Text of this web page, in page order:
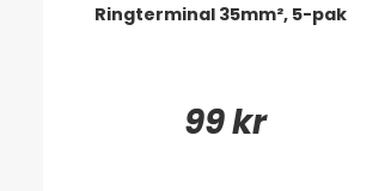
Ringterminal 35mm², 5-pak
99 kr